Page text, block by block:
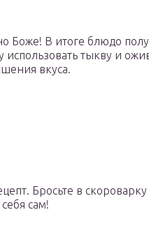
Боже! В итоге блюдо
использовать тыкву и
вкуса.
Бросьте в
сам!